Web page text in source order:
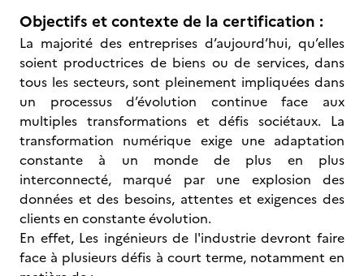
Objectifs et contexte de la certification :
La majorité des entreprises d’aujourd’hui, qu’elles
soient productrices de biens ou de services, dans
tous les secteurs, sont pleinement impliquées dans
un processus d’évolution continue face aux
multiples transformations et défis sociétaux. La
transformation numérique exige une adaptation
constante à un monde de plus en plus
interconnecté, marqué par une explosion des
données et des besoins, attentes et exigences des
clients en constante évolution.
En effet, Les ingénieurs de l'industrie devront faire
face à plusieurs défis à court terme, notamment en